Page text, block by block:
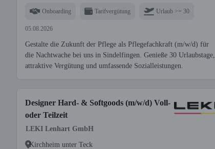
Onboarding Tarifvergütung Urlaub >= 30
05.08.2026
Gestalte die Zukunft der Pflege als Pflegefachkraft (m/w/d) für
die Nachtwache bei uns in Sindelfingen. Genieße 30 Urlaubstage,
attraktive Vergütung und umfassende Sozialleistungen.
Designer Hard- & Softgoods (m/w/d) Voll-
oder Teilzeit
LEKI Lenhart GmbH
Kirchheim unter Teck